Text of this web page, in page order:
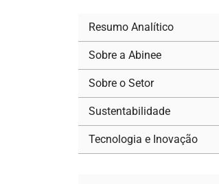
Resumo Analítico
Sobre a Abinee
Sobre o Setor
Sustentabilidade
Tecnologia e Inovação